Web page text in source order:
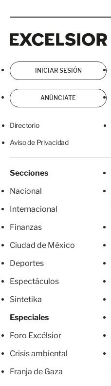
INICIAR SESIÓN
ANÚNCIATE
Directorio
Aviso de Privacidad
Secciones
Nacional
Internacional
Finanzas
Ciudad de México
Deportes
Espectáculos
Sintetika
Especiales
Foro Excélsior
Crisis ambiental
Franja de Gaza